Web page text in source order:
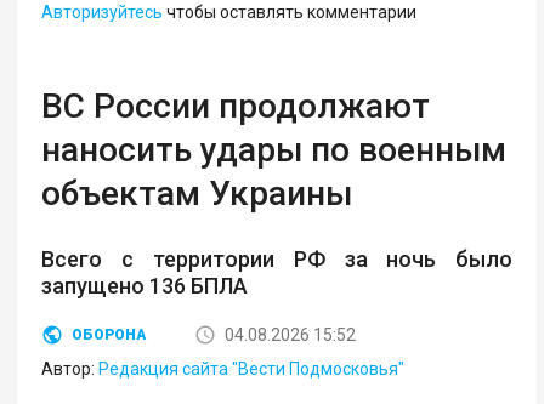
Авторизуйтесь чтобы оставлять комментарии
ВС России продолжают
наносить удары по военным
объектам Украины
Всего с территории РФ за ночь было
запущено 136 БПЛА
ОБОРОНА
04.08.2026 15:52
Автор: Редакция сайта "Вести Подмосковья"